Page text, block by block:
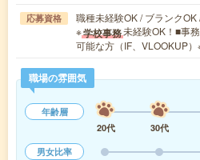
応募資格
職種未経験OK / ブランクOK
※学校事務未経験OK！■事
可能な方（IF、VLOOKUP
職場の雰囲気
年齢層
20代
30代
男女比率